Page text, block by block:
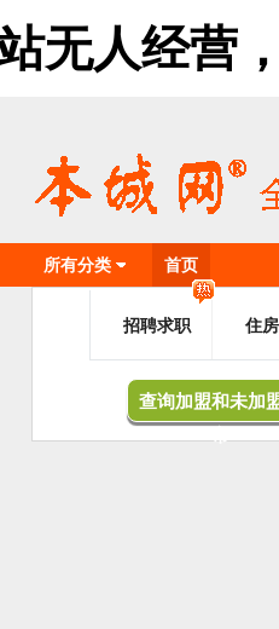
无人经营
所有分类 首页
招聘求职 住
查询加盟和未加